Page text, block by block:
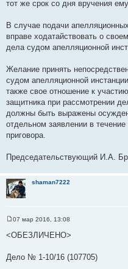
тот же срок со дня вручения
В случае подачи
вправе ходатайствовать о
дела судом апелляционной
Желание принять
судом апелляционной
также свое отношение к
защитника при рассмотрении
должны быть выражены
отдельном заявлении в
приговора.
Председательствующий И.А.
shaman7222
о
о
е
07 мар 2016, 13:08
<ОБЕЗЛИЧЕНО>
Дело № 1-10/16 (107705)